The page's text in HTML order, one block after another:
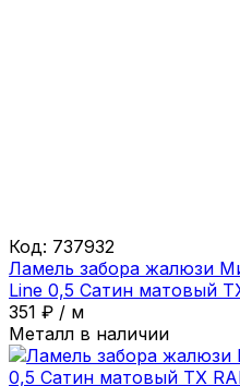
Код: 737932
Ламель забора жалюзи
Line 0,5 Сатин матовый
351 ₽ / м
Металл в наличии